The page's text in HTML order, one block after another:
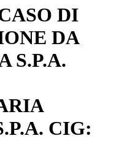
DI
DA
S.P.A.
CIG: